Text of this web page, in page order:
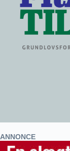
ANNONCE